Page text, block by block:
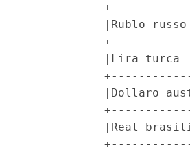
|Rublo
|Lira turca
|Dollaro
|Real